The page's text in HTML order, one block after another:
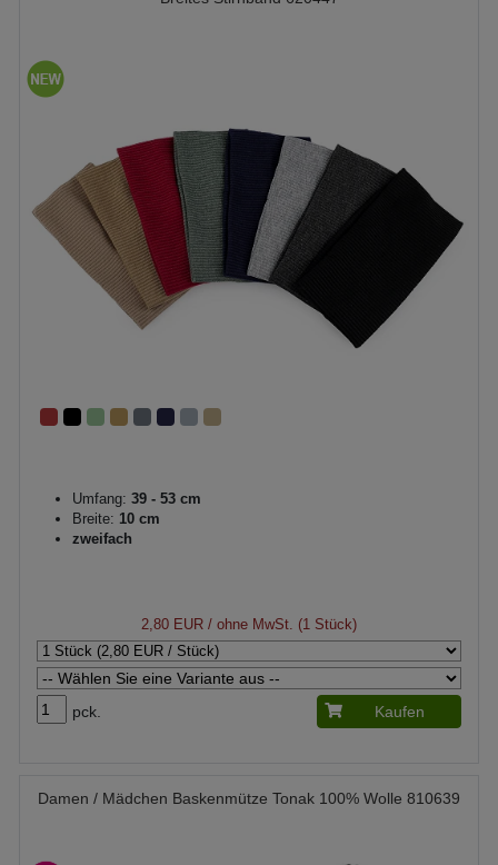
Umfang: 39 - 53 cm
Breite: 10 cm
zweifach
2,80 EUR / ohne MwSt. (1 Stück)
pck. Kaufen
Damen / Mädchen Baskenmütze Tonak 100% Wolle 810639